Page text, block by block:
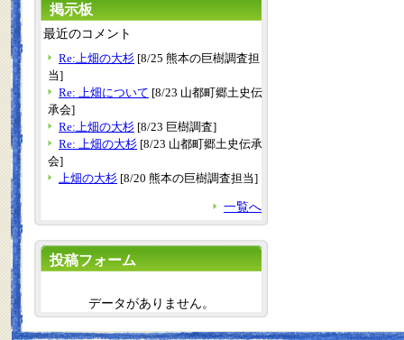
掲示板
最近のコメント
Re:上畑の大杉 [8/25 熊本の巨樹調査担
当]
Re: 上畑について [8/23 山都町郷土史伝
承会]
Re:上畑の大杉 [8/23 巨樹調査]
Re: 上畑の大杉 [8/23 山都町郷土史伝承
会]
上畑の大杉 [8/20 熊本の巨樹調査担当]
一覧へ
投稿フォーム
データがありません。